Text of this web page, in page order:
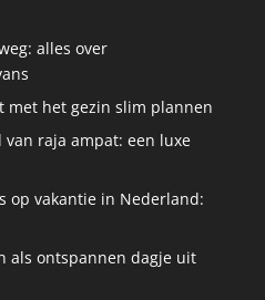
alles over
met het gezin slim plannen
raja ampat: een luxe
op vakantie in Nederland:
als ontspannen dagje uit